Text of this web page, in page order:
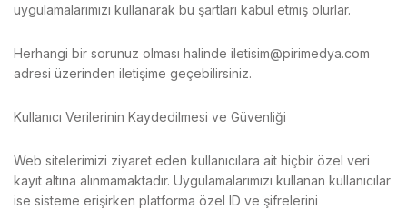
uygulamalarımızı kullanarak bu şartları kabul etmiş olurlar.
Herhangi bir sorunuz olması halinde iletisim@pirimedya.com
adresi üzerinden iletişime geçebilirsiniz.
Kullanıcı Verilerinin Kaydedilmesi ve Güvenliği
Web sitelerimizi ziyaret eden kullanıcılara ait hiçbir özel veri
kayıt altına alınmamaktadır. Uygulamalarımızı kullanan kullanıcılar
ise sisteme erişirken platforma özel ID ve şifrelerini